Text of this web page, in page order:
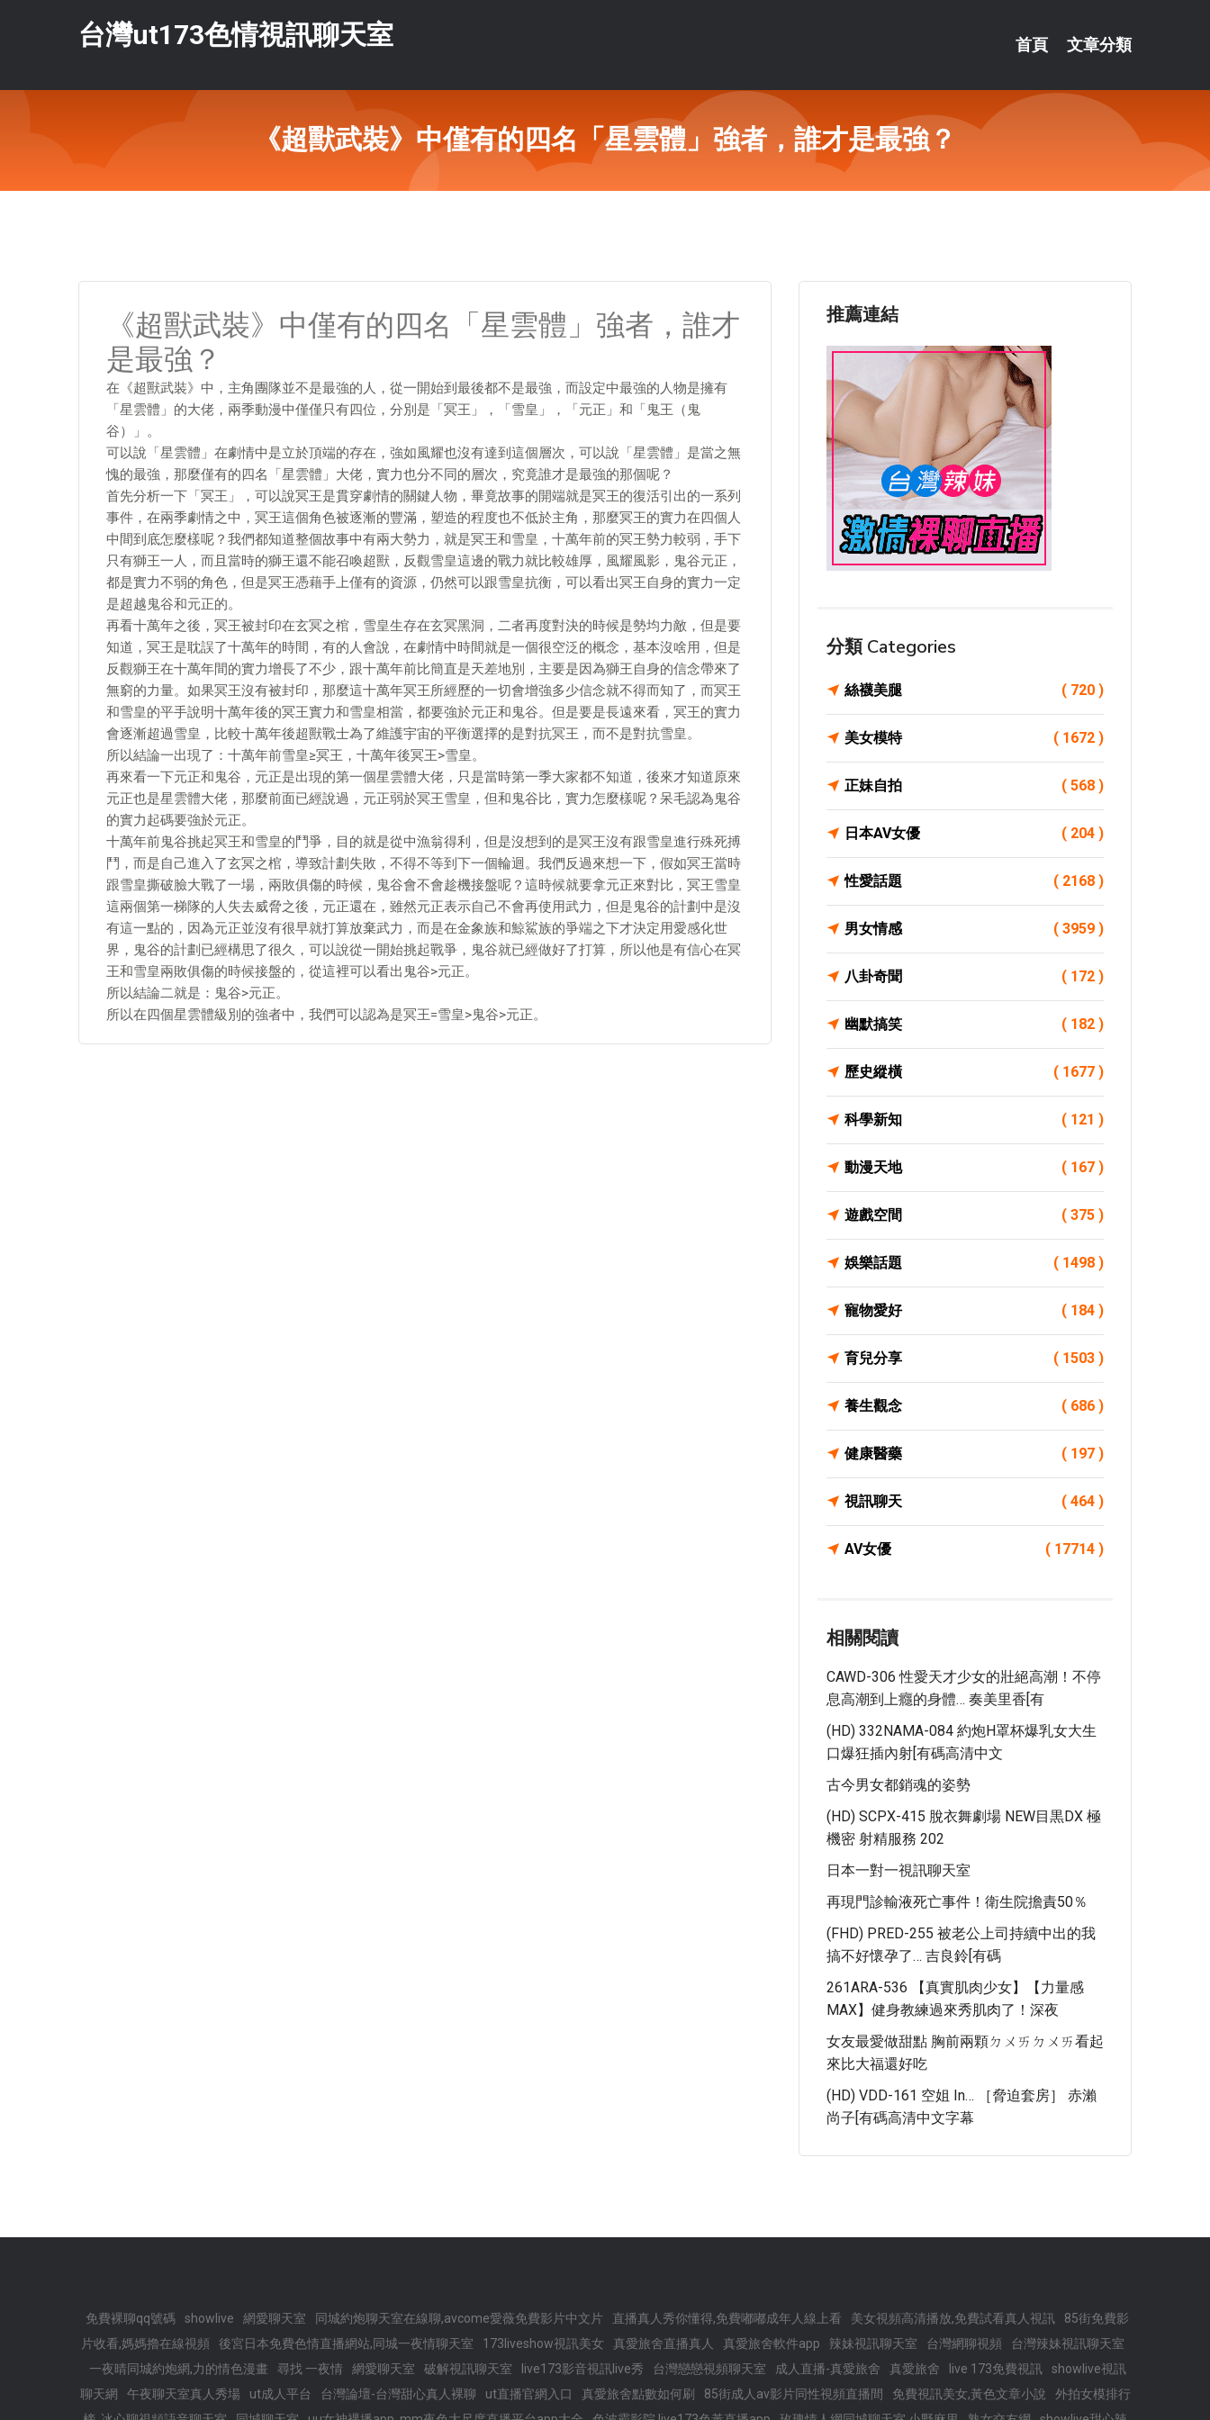
台灣ut173色情視訊聊天室 首頁 文章分類
《超獸武裝》中僅有的四名「星雲體」強者，誰才是最強？
《超獸武裝》中僅有的四名「星雲體」強者，誰才
是最強？
在《超獸武裝》中，主角團隊並不是最強的人，從一開始到最後都不是最強，而設定中最強的人物是擁有
「星雲體」的大佬，兩季動漫中僅僅只有四位，分別是「冥王」，「雪皇」，「元正」和「鬼王（鬼
谷）」。
可以說「星雲體」在劇情中是立於頂端的存在，強如風耀也沒有達到這個層次，可以說「星雲體」是當之無
愧的最強，那麼僅有的四名「星雲體」大佬，實力也分不同的層次，究竟誰才是最強的那個呢？
首先分析一下「冥王」，可以說冥王是貫穿劇情的關鍵人物，畢竟故事的開端就是冥王的復活引出的一系列
事件，在兩季劇情之中，冥王這個角色被逐漸的豐滿，塑造的程度也不低於主角，那麼冥王的實力在四個人
中間到底怎麼樣呢？我們都知道整個故事中有兩大勢力，就是冥王和雪皇，十萬年前的冥王勢力較弱，手下
只有獅王一人，而且當時的獅王還不能召喚超獸，反觀雪皇這邊的戰力就比較雄厚，風耀風影，鬼谷元正，
都是實力不弱的角色，但是冥王憑藉手上僅有的資源，仍然可以跟雪皇抗衡，可以看出冥王自身的實力一定
是超越鬼谷和元正的。
再看十萬年之後，冥王被封印在玄冥之棺，雪皇生存在玄冥黑洞，二者再度對決的時候是勢均力敵，但是要
知道，冥王是耽誤了十萬年的時間，有的人會說，在劇情中時間就是一個很空泛的概念，基本沒啥用，但是
反觀獅王在十萬年間的實力增長了不少，跟十萬年前比簡直是天差地別，主要是因為獅王自身的信念帶來了
無窮的力量。如果冥王沒有被封印，那麼這十萬年冥王所經歷的一切會增強多少信念就不得而知了，而冥王
和雪皇的平手說明十萬年後的冥王實力和雪皇相當，都要強於元正和鬼谷。但是要是長遠來看，冥王的實力
會逐漸超過雪皇，比較十萬年後超獸戰士為了維護宇宙的平衡選擇的是對抗冥王，而不是對抗雪皇。
所以結論一出現了：十萬年前雪皇≥冥王，十萬年後冥王>雪皇。
再來看一下元正和鬼谷，元正是出現的第一個星雲體大佬，只是當時第一季大家都不知道，後來才知道原來
元正也是星雲體大佬，那麼前面已經說過，元正弱於冥王雪皇，但和鬼谷比，實力怎麼樣呢？呆毛認為鬼谷
的實力起碼要強於元正。
十萬年前鬼谷挑起冥王和雪皇的鬥爭，目的就是從中漁翁得利，但是沒想到的是冥王沒有跟雪皇進行殊死搏
鬥，而是自己進入了玄冥之棺，導致計劃失敗，不得不等到下一個輪迴。我們反過來想一下，假如冥王當時
跟雪皇撕破臉大戰了一場，兩敗俱傷的時候，鬼谷會不會趁機接盤呢？這時候就要拿元正來對比，冥王雪皇
這兩個第一梯隊的人失去威脅之後，元正還在，雖然元正表示自己不會再使用武力，但是鬼谷的計劃中是沒
有這一點的，因為元正並沒有很早就打算放棄武力，而是在金象族和鯨鯊族的爭端之下才決定用愛感化世
界，鬼谷的計劃已經構思了很久，可以說從一開始挑起戰爭，鬼谷就已經做好了打算，所以他是有信心在冥
王和雪皇兩敗俱傷的時候接盤的，從這裡可以看出鬼谷>元正。
所以結論二就是：鬼谷>元正。
所以在四個星雲體級別的強者中，我們可以認為是冥王=雪皇>鬼谷>元正。
推薦連結
分類 Categories
絲襪美腿 ( 720 )
美女模特 ( 1672 )
正妹自拍 ( 568 )
日本AV女優 ( 204 )
性愛話題 ( 2168 )
男女情感 ( 3959 )
八卦奇聞 ( 172 )
幽默搞笑 ( 182 )
歷史縱橫 ( 1677 )
科學新知 ( 121 )
動漫天地 ( 167 )
遊戲空間 ( 375 )
娛樂話題 ( 1498 )
寵物愛好 ( 184 )
育兒分享 ( 1503 )
養生觀念 ( 686 )
健康醫藥 ( 197 )
視訊聊天 ( 464 )
AV女優 ( 17714 )
相關閱讀
CAWD-306 性愛天才少女的壯絕高潮！不停
息高潮到上癮的身體… 奏美里香[有
(HD) 332NAMA-084 約炮H罩杯爆乳女大生
口爆狂插內射[有碼高清中文
古今男女都銷魂的姿勢
(HD) SCPX-415 脫衣舞劇場 NEW目黒DX 極
機密 射精服務 202
日本一對一視訊聊天室
再現門診輸液死亡事件！衛生院擔責50％
(FHD) PRED-255 被老公上司持續中出的我
搞不好懷孕了… 吉良鈴[有碼
261ARA-536 【真實肌肉少女】【力量感
MAX】健身教練過來秀肌肉了！深夜
女友最愛做甜點 胸前兩顆ㄉㄨㄞㄉㄨㄞ看起
來比大福還好吃
(HD) VDD-161 空姐 In… ［脅迫套房］ 赤瀨
尚子[有碼高清中文字幕
免費裸聊qq號碼 showlive 網愛聊天室 同城約炮聊天室在線聊,avcome愛薇免費影片中文片 直播真人秀你懂得,免費嘟嘟成年人線上看 美女視頻高清播放,免費試看真人視訊
85街免費影
片收看,媽媽擼在線視頻
後宮日本免費色情直播網站,同城一夜情聊天室 173liveshow視訊美女 真愛旅舍直播真人 真愛旅舍軟件app 辣妹視訊聊天室 台灣網聊視頻
台灣辣妹視訊聊天室
一夜晴同城約炮網,力的情色漫畫
尋找 一夜情 網愛聊天室 破解視訊聊天室 live173影音視訊live秀 台灣戀戀視頻聊天室 成人直播-真愛旅舍 真愛旅舍 live 173免費視訊
showlive視訊
聊天網
午夜聊天室真人秀場 ut成人平台 台灣論壇-台灣甜心真人裸聊 ut直播官網入口 真愛旅舍點數如何刷 85街成人av影片同性視頻直播間 免費視訊美女,黃色文章小說
外拍女模排行